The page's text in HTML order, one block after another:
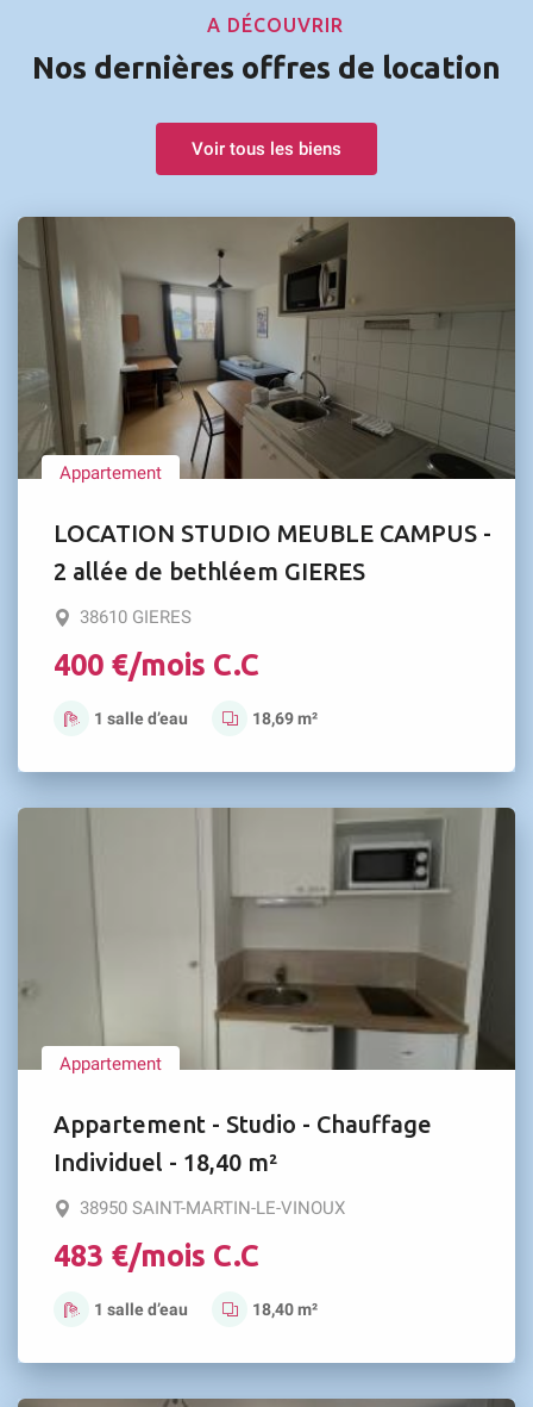
A DÉCOUVRIR
Nos dernières offres de location
Voir tous les biens
Appartement
LOCATION STUDIO MEUBLE CAMPUS -
2 allée de bethléem GIERES
38610 GIERES
400 €/mois C.C
1 salle d’eau 18,69 m²
Appartement
Appartement - Studio - Chauffage
Individuel - 18,40 m²
38950 SAINT-MARTIN-LE-VINOUX
483 €/mois C.C
1 salle d’eau 18,40 m²